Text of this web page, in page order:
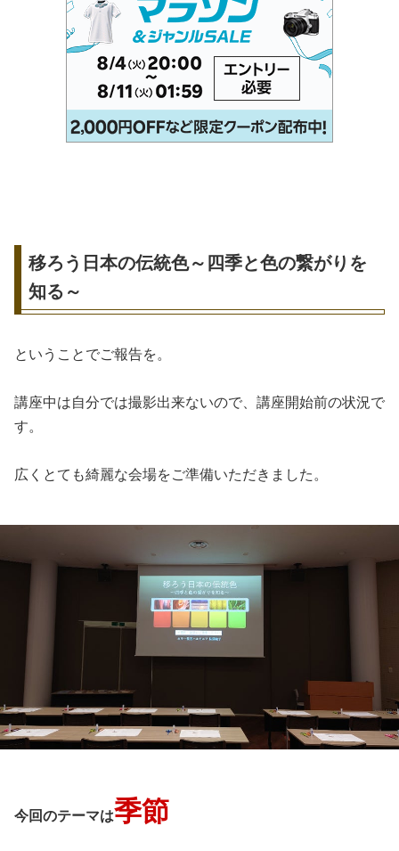
移ろう日本の伝統色～四季と色の繋がりを
知る～
ということでご報告を。
講座中は自分では撮影出来ないので、講座開始前の状況で
す。
広くとても綺麗な会場をご準備いただきました。
今回のテーマは季節